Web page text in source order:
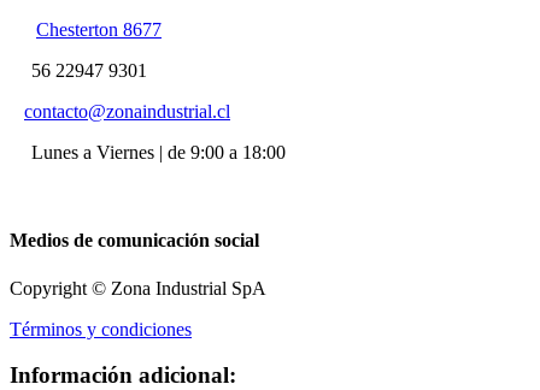
Chesterton 8677
56 22947 9301
contacto@zonaindustrial.cl
Lunes a Viernes | de 9:00 a 18:00
Medios de comunicación social
Copyright © Zona Industrial SpA
Términos y condiciones
Información adicional: